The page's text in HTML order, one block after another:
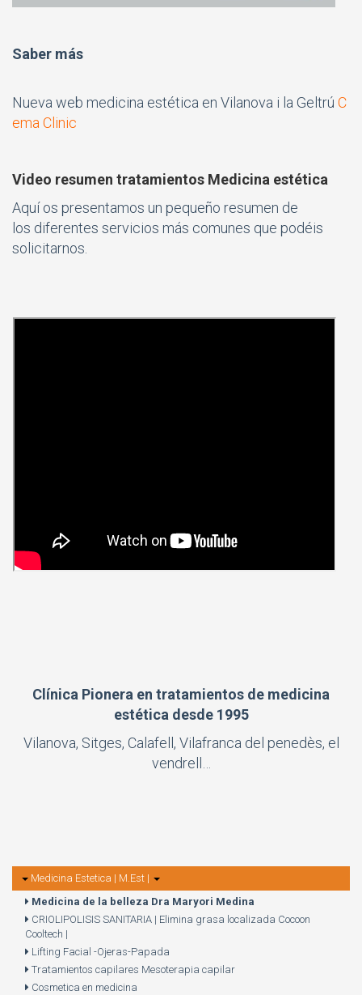
Saber más
Nueva web medicina estética en Vilanova i la Geltrú C
ema Clinic
Video resumen tratamientos Medicina estética
Aquí os presentamos un pequeño resumen de
los diferentes servicios más comunes que podéis
solicitarnos.
Clínica Pionera en tratamientos de medicina
estética desde 1995
Vilanova, Sitges, Calafell, Vilafranca del penedès, el
vendrell…
Medicina Estetica | M.Est |
Medicina de la belleza Dra Maryori Medina
CRIOLIPOLISIS SANITARIA | Elimina grasa localizada Cocoon
Cooltech |
Lifting Facial -Ojeras-Papada
Tratamientos capilares Mesoterapia capilar
Cosmetica en medicina